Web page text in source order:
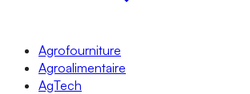
Agrofourniture
Agroalimentaire
AgTech